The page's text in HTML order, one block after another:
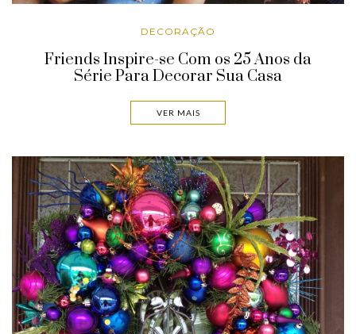
DECORAÇÃO
Friends Inspire-se Com os 25 Anos da
Série Para Decorar Sua Casa
VER MAIS